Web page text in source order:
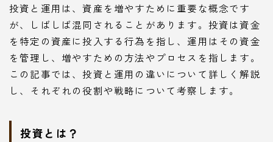
投資と運用は、資産を増やすために重要な概念です
が、しばしば混同されることがあります。投資は資金
を特定の資産に投入する行為を指し、運用はその資金
を管理し、増やすための方法やプロセスを指します。
この記事では、投資と運用の違いについて詳しく解説
し、それぞれの役割や戦略について考察します。
投資とは？